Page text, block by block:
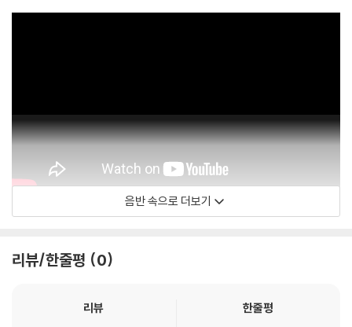
음반 속으로 더보기
리뷰/한줄평 0
리뷰
한줄평